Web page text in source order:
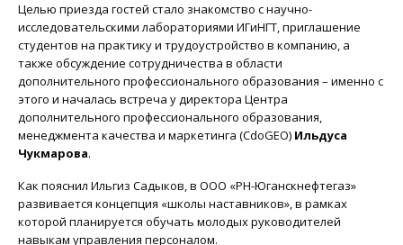
Целью приезда гостей стало знакомство с научно-
исследовательскими лабораториями ИГиНГТ, приглашение
студентов на практику и трудоустройство в компанию, а
также обсуждение сотрудничества в области
дополнительного профессионального образования – именно с
этого и началась встреча у директора Центра
дополнительного профессионального образования,
менеджмента качества и маркетинга (CdoGEO) Ильдуса
Чукмарова.
Как пояснил Ильгиз Садыков, в ООО «РН-Юганскнефтегаз»
развивается концепция «школы наставников», в рамках
которой планируется обучать молодых руководителей
навыкам управления персоналом.